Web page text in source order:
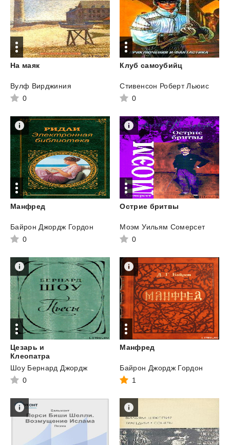
На маяк
Вулф Вирджиния
0
Клуб самоубийц
Стивенсон Роберт Льюис
0
Манфред
Байрон Джордж Гордон
0
Острие бритвы
Моэм Уильям Сомерсет
0
Цезарь и
Клеопатра
Шоу Бернард Джордж
0
Манфред
Байрон Джордж Гордон
1